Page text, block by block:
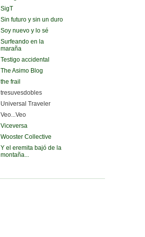
SigT
Sin futuro y sin un duro
Soy nuevo y lo sé
Surfeando en la
maraña
Testigo accidental
The Asimo Blog
the frail
tresuvesdobles
Universal Traveler
Veo...Veo
Viceversa
Wooster Collective
Y el eremita bajó de la
montaña...